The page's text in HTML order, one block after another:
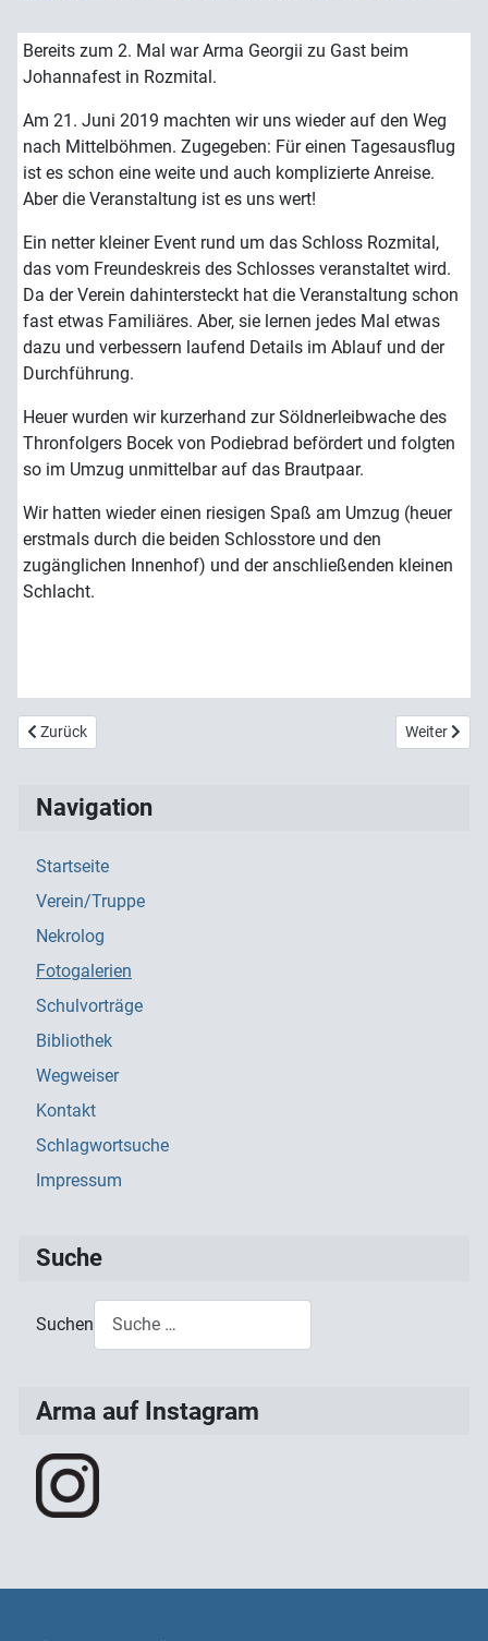
Bereits zum 2. Mal war Arma Georgii zu Gast beim
Johannafest in Rozmital.
Am 21. Juni 2019 machten wir uns wieder auf den Weg
nach Mittelböhmen. Zugegeben: Für einen Tagesausflug
ist es schon eine weite und auch komplizierte Anreise.
Aber die Veranstaltung ist es uns wert!
Ein netter kleiner Event rund um das Schloss Rozmital,
das vom Freundeskreis des Schlosses veranstaltet wird.
Da der Verein dahintersteckt hat die Veranstaltung schon
fast etwas Familiäres. Aber, sie lernen jedes Mal etwas
dazu und verbessern laufend Details im Ablauf und der
Durchführung.
Heuer wurden wir kurzerhand zur Söldnerleibwache des
Thronfolgers Bocek von Podiebrad befördert und folgten
so im Umzug unmittelbar auf das Brautpaar.
Wir hatten wieder einen riesigen Spaß am Umzug (heuer
erstmals durch die beiden Schlosstore und den
zugänglichen Innenhof) und der anschließenden kleinen
Schlacht.
Vorheriger Beitrag: 2021 BOL Herbstdrill Brenden
Zurück Nächster
Weiter
Navigation
Startseite
Verein/Truppe
Nekrolog
Fotogalerien
Schulvorträge
Bibliothek
Wegweiser
Kontakt
Schlagwortsuche
Impressum
Suche
Suchen
Arma auf Instagram